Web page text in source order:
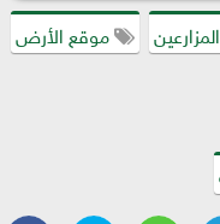
موقع الأرض